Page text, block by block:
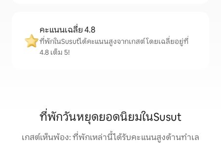
คะแนนเฉลี่ย 4.8
ที่พักในSusutได้คะแนนสูงจากเกสต์ โดยเฉลี่ยอยู่ที่
4.8 เต็ม 5!
ที่พักวันหยุดยอดนิยมในSusut
เกสต์เห็นพ้อง: ที่พักเหล่านี้ได้รับคะแนนสูงด้านทำเล